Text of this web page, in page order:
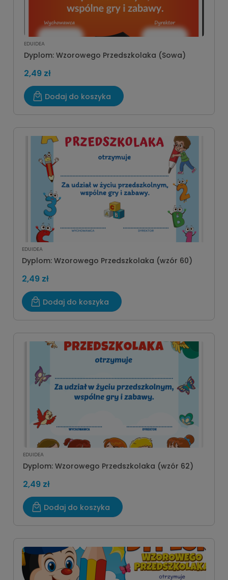
EDUIDEA
Dyplom: Wzorowego Przedszkolaka (Sowa)
2,49 zł
Dodaj do koszyka
EDUIDEA
Dyplom: Wzorowego Przedszkolaka (wzór 60)
2,49 zł
Dodaj do koszyka
EDUIDEA
Dyplom: Wzorowego Przedszkolaka (wzór 62)
2,49 zł
Dodaj do koszyka